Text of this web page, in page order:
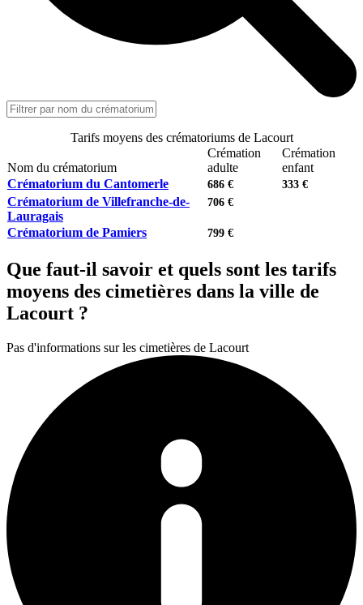
Tarifs moyens des crématoriums de Lacourt
Nom du crématorium
Crémation
adulte
Crémation
enfant
Crématorium du Cantomerle
686 € 333 €
Crématorium de Villefranche-de-
Lauragais
706 €
Crématorium de Pamiers 799 €
Que faut-il savoir et quels sont les tarifs
moyens des cimetières dans la ville de
Lacourt ?
Pas d'informations sur les cimetières de Lacourt